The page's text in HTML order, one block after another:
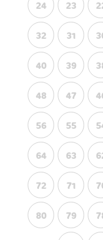
23
24
31
32
39
40
47
48
55
56
63
64
71
72
79
80